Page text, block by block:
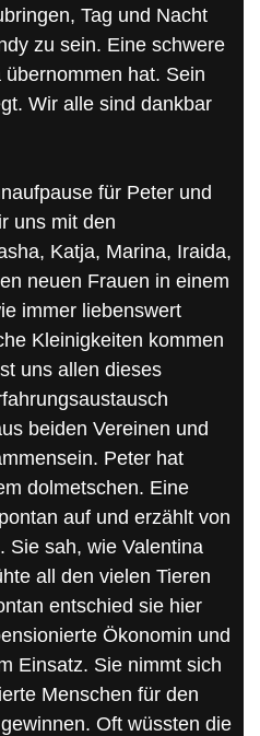
Tag und Nacht
zu sein. Eine schwere
hat. Sein
Wir alle sind dankbar
für Peter und
uns mit den
Katja, Marina, Iraida,
neuen Frauen in einem
immer liebenswert
Kleinigkeiten kommen
uns allen dieses
beiden Vereinen und
Peter hat
dolmetschen. Eine
auf und erzählt von
Sie sah, wie Valentina
all den vielen Tieren
entschied sie hier
Ökonomin und
Einsatz. Sie nimmt sich
Menschen für den
Oft wüssten die